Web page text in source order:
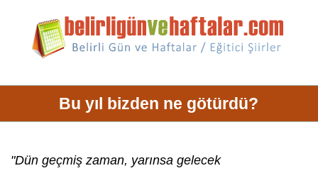
Bu yıl bizden ne götürdü?
"Dün geçmiş zaman, yarınsa gelecek